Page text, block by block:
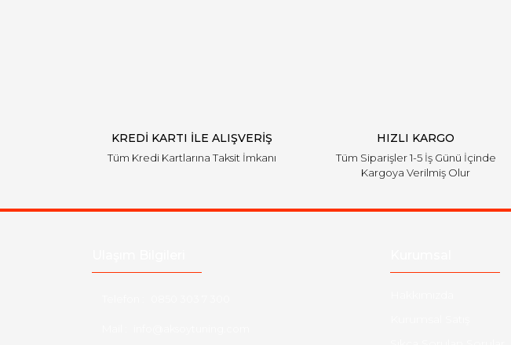
KREDİ KARTI İLE ALIŞVERİŞ
Tüm Kredi Kartlarına Taksit İmkanı
HIZLI KARGO
Tüm Siparişler 1-5 İş Günü İçinde
Kargoya Verilmiş Olur